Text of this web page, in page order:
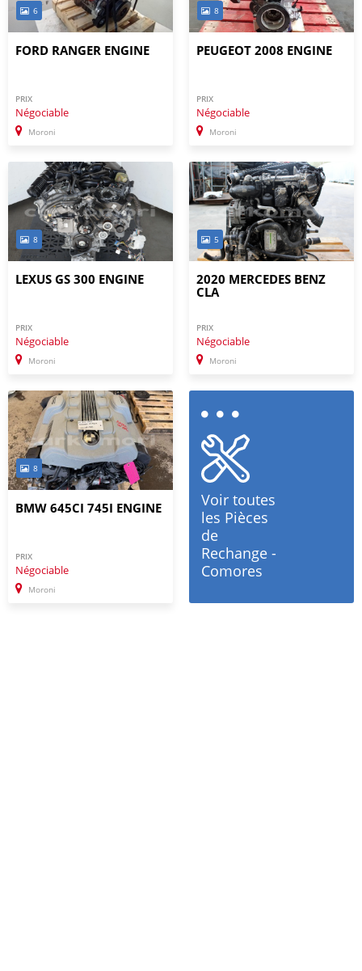
6
FORD RANGER ENGINE
PRIX
Négociable
Moroni
8
PEUGEOT 2008 ENGINE
PRIX
Négociable
Moroni
8
LEXUS GS 300 ENGINE
PRIX
Négociable
Moroni
5
2020 MERCEDES BENZ
CLA
PRIX
Négociable
Moroni
8
BMW 645CI 745I ENGINE
PRIX
Négociable
Moroni
Voir toutes
les Pièces
de
Rechange -
Comores